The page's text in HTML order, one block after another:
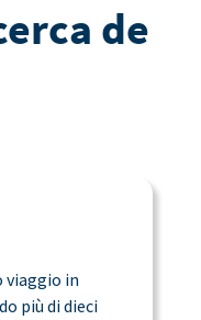
de
viaggio in
più di dieci